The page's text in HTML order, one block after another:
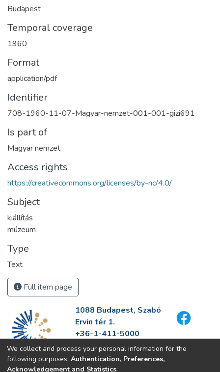
Budapest
Temporal coverage
1960
Format
application/pdf
Identifier
708-1960-11-07-Magyar-nemzet-001-001-gizi691
Is part of
Magyar nemzet
Access rights
https://creativecommons.org/licenses/by-nc/4.0/
Subject
kiállítás
múzeum
Type
Text
Full item page
1088 Budapest, Szabó
Ervin tér 1.
+36-1-411-5000
info@fszek.hu
https://fszek.hu
We collect and process your personal information for the
following purposes: Authentication, Preferences,
Acknowledgement and Statistics.